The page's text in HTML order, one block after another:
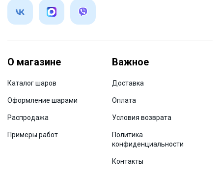
О магазине
Каталог шаров
Оформление шарами
Распродажа
Примеры работ
Важное
Доставка
Оплата
Условия возврата
Политика
конфиденциальности
Контакты